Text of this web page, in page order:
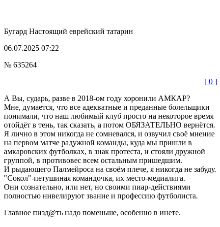
Бугард Настоящий еврейский татарин
06.07.2025 07:22
№ 635264
[ 0 ]
А Вы, сударь, разве в 2018-ом году хоронили АМКАР?
Мне, думается, что все адекватные и преданные болельщики
понимали, что наш любимый клуб просто на некоторое время
отойдёт в тень, так сказать, а потом ОБЯЗАТЕЛЬНО вернётся.
Я лично в этом никогда не сомневался, и озвучил своё мнение
на первом матче радужной команды, куда мы пришли в
амкаровских футболках, в знак протеста, и стояли дружной
группой, в противовес всем остальным пришедшим.
И рыдающего Палмейроса на своём плече, я никогда не забуду.
"Сокол"-петушиная командочка, их место-медиалига.
Они сознательно, или нет, но своими пиар-действиями
полностью нивелируют звание и профессию футболиста.
Главное пизд@ть надо поменьше, особенно в инете.